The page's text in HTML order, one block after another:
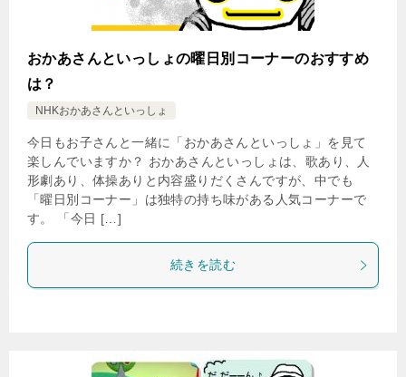
おかあさんといっしょの曜日別コーナーのおすすめ
は？
NHKおかあさんといっしょ
今日もお子さんと一緒に「おかあさんといっしょ」を見て
楽しんでいますか？ おかあさんといっしょは、歌あり、人
形劇あり、体操ありと内容盛りだくさんですが、中でも
「曜日別コーナー」は独特の持ち味がある人気コーナーで
す。 「今日 […]
続きを読む